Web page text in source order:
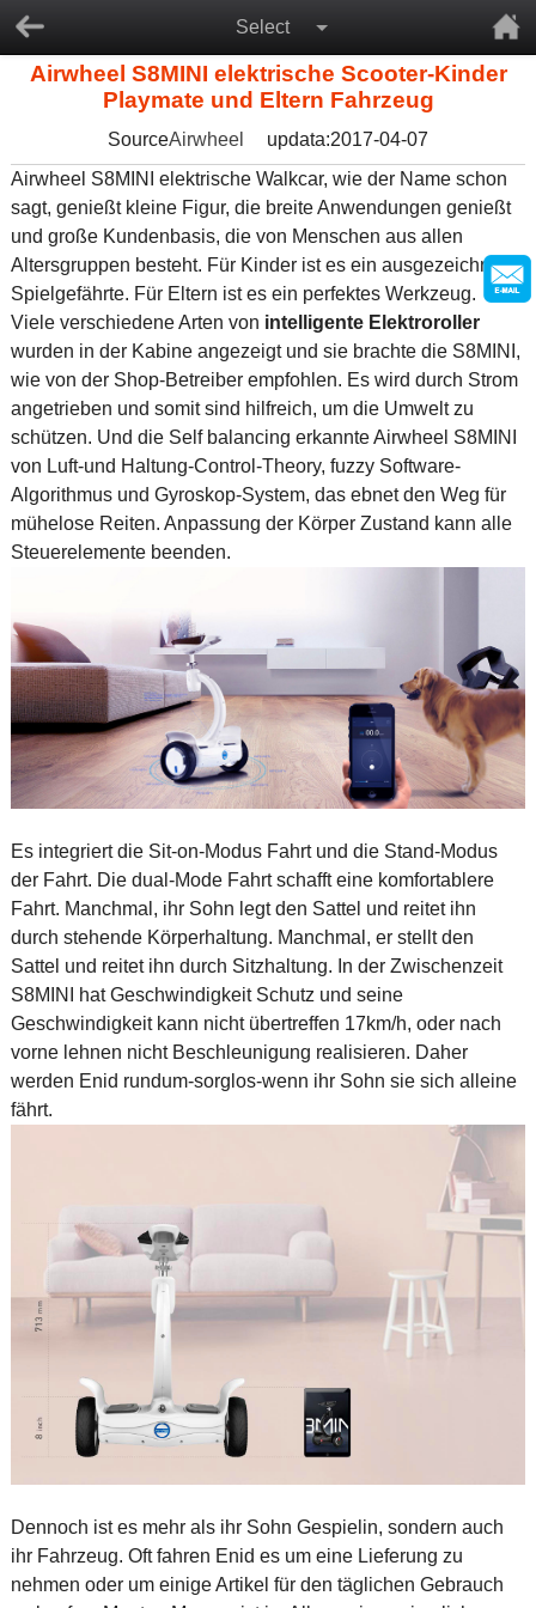
Select
Airwheel S8MINI elektrische Scooter-Kinder
Playmate und Eltern Fahrzeug
SourceAirwheel
updata:2017-04-07
Airwheel S8MINI elektrische Walkcar, wie der Name schon
sagt, genießt kleine Figur, die breite Anwendungen genießt
und große Kundenbasis, die von Menschen aus allen
Altersgruppen besteht. Für Kinder ist es ein ausgezeichneter
Spielgefährte. Für Eltern ist es ein perfektes Werkzeug.
Viele verschiedene Arten von intelligente Elektroroller
wurden in der Kabine angezeigt und sie brachte die S8MINI,
wie von der Shop-Betreiber empfohlen. Es wird durch Strom
angetrieben und somit sind hilfreich, um die Umwelt zu
schützen. Und die Self balancing erkannte Airwheel S8MINI
von Luft-und Haltung-Control-Theory, fuzzy Software-
Algorithmus und Gyroskop-System, das ebnet den Weg für
mühelose Reiten. Anpassung der Körper Zustand kann alle
Steuerelemente beenden.
Es integriert die Sit-on-Modus Fahrt und die Stand-Modus
der Fahrt. Die dual-Mode Fahrt schafft eine komfortablere
Fahrt. Manchmal, ihr Sohn legt den Sattel und reitet ihn
durch stehende Körperhaltung. Manchmal, er stellt den
Sattel und reitet ihn durch Sitzhaltung. In der Zwischenzeit
S8MINI hat Geschwindigkeit Schutz und seine
Geschwindigkeit kann nicht übertreffen 17km/h, oder nach
vorne lehnen nicht Beschleunigung realisieren. Daher
werden Enid rundum-sorglos-wenn ihr Sohn sie sich alleine
fährt.
Dennoch ist es mehr als ihr Sohn Gespielin, sondern auch
ihr Fahrzeug. Oft fahren Enid es um eine Lieferung zu
nehmen oder um einige Artikel für den täglichen Gebrauch